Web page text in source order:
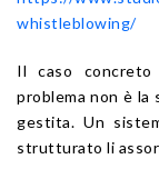
whistleblowing/
Il caso concreto
problema non è la
gestita. Un
strutturato li